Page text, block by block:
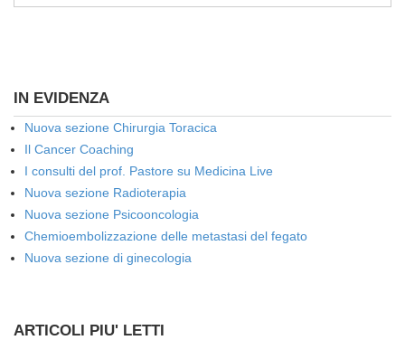
IN EVIDENZA
Nuova sezione Chirurgia Toracica
Il Cancer Coaching
I consulti del prof. Pastore su Medicina Live
Nuova sezione Radioterapia
Nuova sezione Psicooncologia
Chemioembolizzazione delle metastasi del fegato
Nuova sezione di ginecologia
ARTICOLI PIU' LETTI